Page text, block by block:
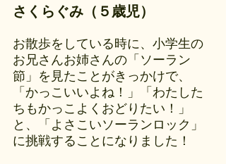
さくらぐみ（５歳児）
お散歩をしている時に、小学生の
お兄さんお姉さんの 「ソーラン
節」を見たことがきっかけで、
「かっこいいよね！」「わたした
ちもかっこよくおどりたい！」
と、
「よさこいソーランロック」
に挑戦することになりました！